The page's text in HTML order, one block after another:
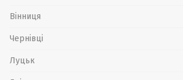
Вінниця
Чернівці
Луцьк